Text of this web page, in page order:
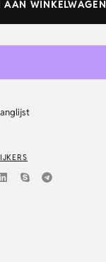
AAN WINKELWAGEN